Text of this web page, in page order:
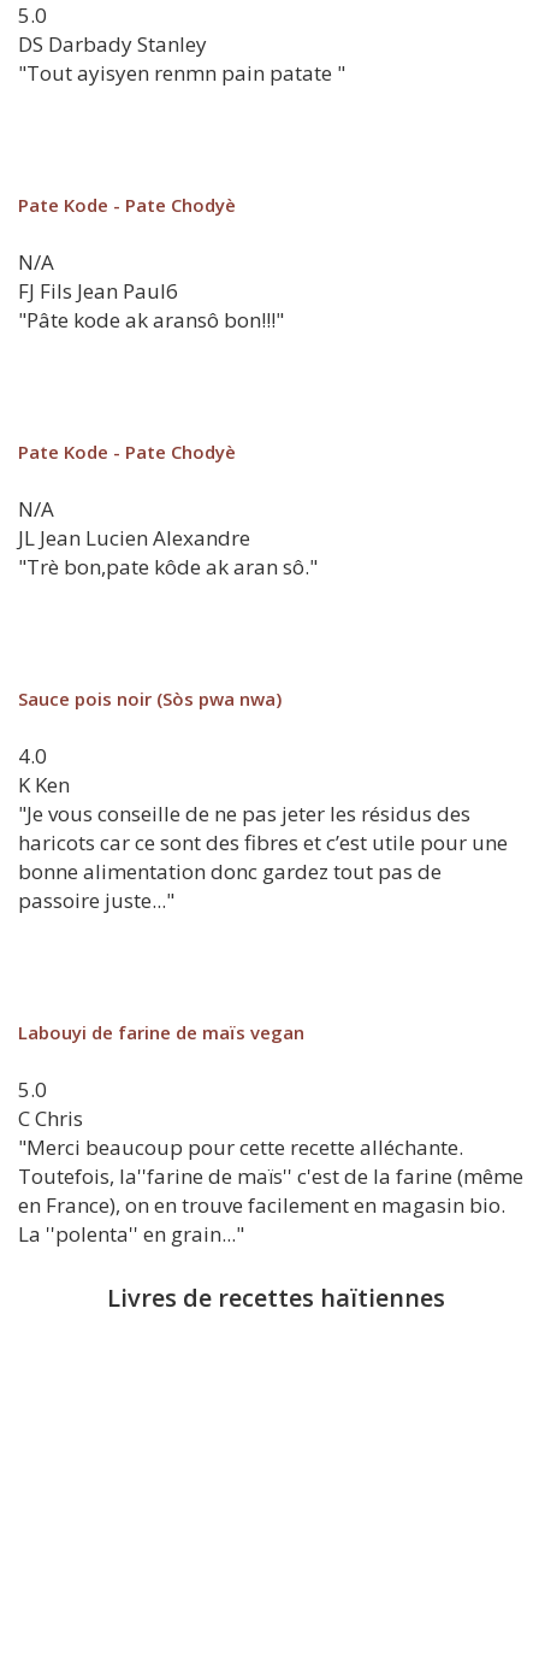
5.0
DS Darbady Stanley
"Tout ayisyen renmn pain patate "
Pate Kode - Pate Chodyè
N/A
FJ Fils Jean Paul6
"Pâte kode ak aransô bon!!!"
Pate Kode - Pate Chodyè
N/A
JL Jean Lucien Alexandre
"Trè bon,pate kôde ak aran sô."
Sauce pois noir (Sòs pwa nwa)
4.0
K Ken
"Je vous conseille de ne pas jeter les résidus des
haricots car ce sont des fibres et c’est utile pour une
bonne alimentation donc gardez tout pas de
passoire juste..."
Labouyi de farine de maïs vegan
5.0
CChris
"Merci beaucoup pour cette recette alléchante.
Toutefois, la''farine de maïs'' c'est de la farine (même
en France), on en trouve facilement en magasin bio.
La ''polenta'' en grain..."
Livres de recettes haïtiennes